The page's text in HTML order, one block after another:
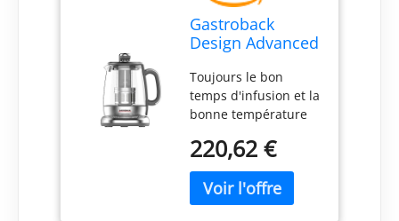
Gastroback
Design Advanced
1,5 L 2000 W
Acier inoxydable
Toujours le bon
temps d'infusion et la
bonne température
thé Le filtre à thé est
automatiquement
abaissé dès que la
température de l'eau
220,62 €